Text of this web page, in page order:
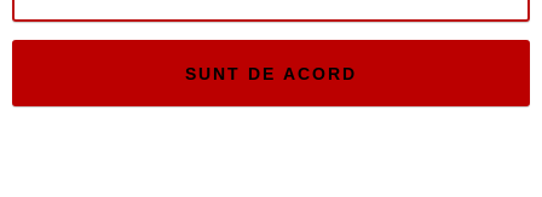
ISSN-L 3008-2323
SUNT DE ACORD